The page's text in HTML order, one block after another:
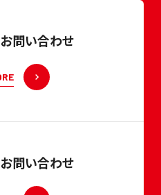
問い合わせ
問い合わせ